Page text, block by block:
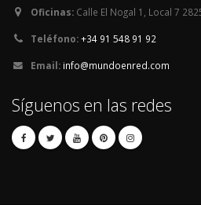
Oficinas: Calle El Nogal 1, Local 7
Teléfono:+34 91 548 91 92
Email: info@mundoenred.com
Síguenos en las redes